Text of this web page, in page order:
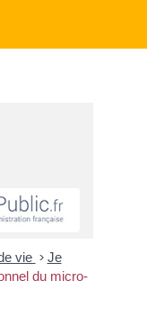
vie > Je
du micro-